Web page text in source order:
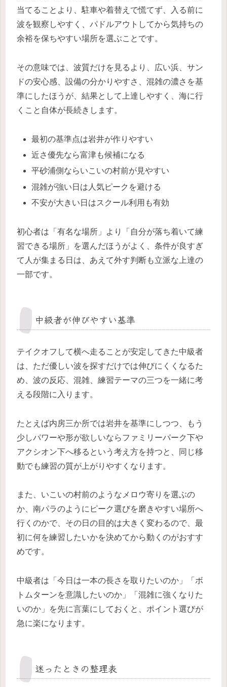
当てることより、駐車や着替えで慌てず、入る前に
波を観察しやすく、パドルアウトしてから気持ちの
余裕を保ちやすい場所を選ぶことです。
その意味では、波質だけを見るより、広い浜、サン
ドの安心感、設備の分かりやすさ、混雑の濃さを基
準にしたほうが、結果として上達しやすく、海に行
くこと自体が長続きします。
最初の基準点は岩井が作りやすい
近さ優先なら富津も候補になる
平砂浦側ならいこいの村前が見やすい
混雑が強い日は人気ピークを避ける
不安が大きい日はスクール利用も有効
初心者は「有名な場所」より「自分が落ち着いて練
習できる場所」を選んだほうがよく、条件が良すぎ
て人が集まる日は、あえて外す判断も立派な上達の
一部です。
中級者が伸びやすい基準
テイクオフして横へ走ることが安定してきた中級者
は、ただ優しい波を探すだけでは伸びにくくなるた
め、波の反応、混雑、練習テーマの三つを一緒に考
える段階に入ります。
たとえば内房三か所では岩井を基準にしつつ、もう
少しパワーや形が欲しいならファミリーパーク下や
アクシオン下へ移るという考え方を持つと、同じ移
動でも練習の質が上がりやすくなります。
また、いこいの村前のようなメロウ寄りを選ぶの
か、南パラのようにピーク選びを磨きやすい場所へ
行くのかで、その日の目的は大きく変わるので、最
初に何を練習したいかを決めてから動くのがおすす
めです。
中級者は「今日は一本の長さを取りたいのか」「ボ
トムターンを意識したいのか」「混雑に強くなりた
いのか」を先に言葉にしておくと、ポイント選びが
急に楽になります。
迷ったときの整理表